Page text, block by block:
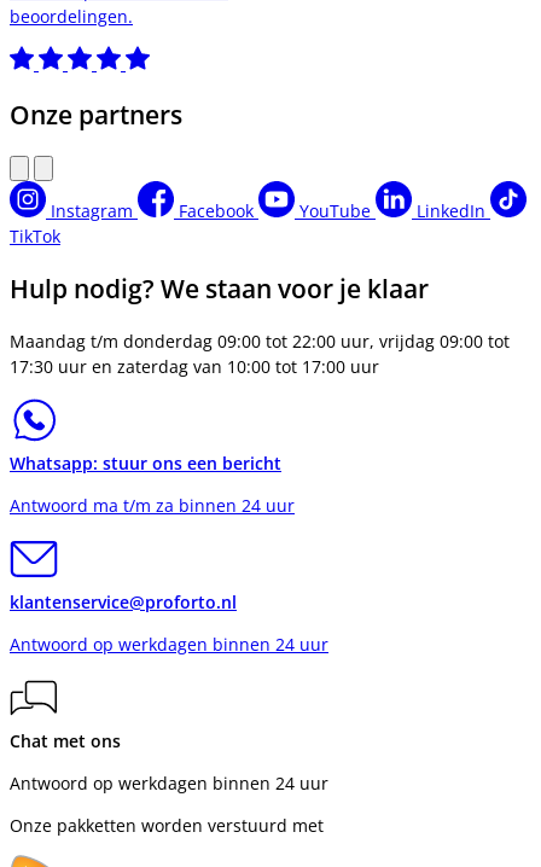
beoordelingen.
Onze partners
Instagram Facebook YouTube
LinkedIn
TikTok
Hulp nodig? We staan voor je klaar
Maandag t/m donderdag 09:00 tot 22:00 uur, vrijdag 09:00 tot
17:30 uur en zaterdag van 10:00 tot 17:00 uur
Whatsapp: stuur ons een bericht
Antwoord ma t/m za binnen 24 uur
klantenservice@proforto.nl
Antwoord op werkdagen binnen 24 uur
Chat met ons
Antwoord op werkdagen binnen 24 uur
Onze pakketten worden verstuurd met